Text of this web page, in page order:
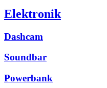
Elektronik
Dashcam
Soundbar
Powerbank